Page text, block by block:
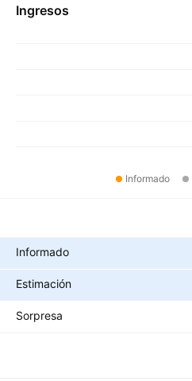
Ingresos
Informado
Informado
Estimación
Sorpresa